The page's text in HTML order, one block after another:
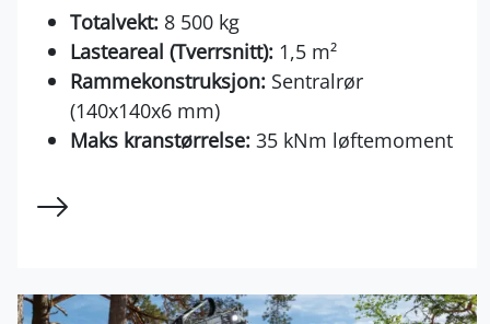
Totalvekt: 8 500 kg
Lasteareal (Tverrsnitt): 1,5 m²
Rammekonstruksjon: Sentralrør
(140x140x6 mm)
Maks kranstørrelse: 35 kNm løftemoment